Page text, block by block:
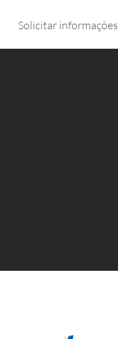
Solicitar informações